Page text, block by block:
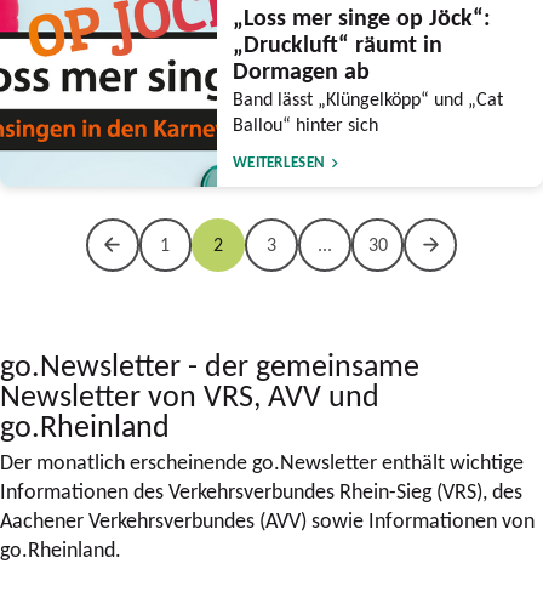
„Loss mer singe op Jöck“:
„Druckluft“ räumt in
Dormagen ab
Band lässt „Klüngelköpp“ und „Cat
Ballou“ hinter sich
WEITERLESEN
1 2 3 ... 30
go.Newsletter - der gemeinsame
Newsletter von VRS, AVV und
go.Rheinland
Der monatlich erscheinende go.Newsletter enthält wichtige
Informationen des Verkehrsverbundes Rhein-Sieg (VRS), des
Aachener Verkehrsverbundes (AVV) sowie Informationen von
go.Rheinland.